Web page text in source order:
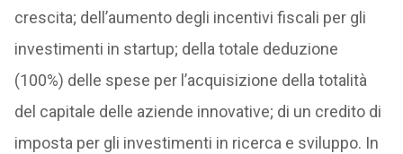
crescita; dell’aumento degli incentivi fiscali per gli
investimenti in startup; della totale deduzione
(100%) delle spese per l’acquisizione della totalità
del capitale delle aziende innovative; di un credito di
imposta per gli investimenti in ricerca e sviluppo. In